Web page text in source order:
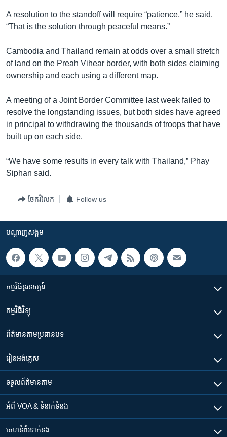
និង​
ចូល​
កាន់​
ទំព័រ​
ស្វែង​
បណ្តាញ​សង្គម
ភាសា
A resolution to the standoff will require “patience,” he said.
“That is the solution through peaceful means.”
Cambodia and Thailand remain at odds over a small stretch
of land on the Preah Vihear border, with both sides claiming
ownership and each using a different map.
A meeting of a Joint Border Committee last week failed to
resolve the longstanding issues, but both sides have agreed
in principal to withdrawing the thousands of troops that have
built up on each side.
“We have some results in every talk with Thailand,” Phay
Siphan said.
ចែករំលែក Follow us
បណ្តាញ​សង្គម
កម្មវិធី​ទូរទស្សន៍
កម្មវិធី​វិទ្យុ
ព័ត៌មាន​តាមប្រធានបទ​
រៀន​​អង់គ្លេស
ទទួល​ព័ត៌មាន​តាម
អំពី​ VOA & ទំនាក់ទំនង
គេហទំព័រ​​ទាក់ទង